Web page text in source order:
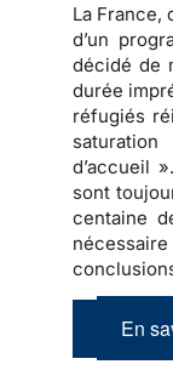
La France,
d’un
décidé de
durée
réfugiés
d’accueil
sont
centaine
En